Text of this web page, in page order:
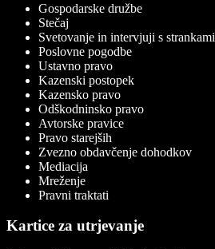
Gospodarske družbe
Stečaj
Svetovanje in intervjuji s strankami
Poslovne pogodbe
Ustavno pravo
Kazenski postopek
Kazensko pravo
Odškodninsko pravo
Avtorske pravice
Pravo starejših
Zvezno obdavčenje dohodkov
Mediacija
Mreženje
Pravni traktati
Kartice za utrjevanje